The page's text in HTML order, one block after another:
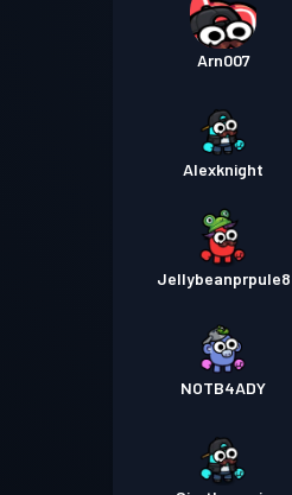
Arn007
Alexknight
Jellybeanprpule8
NOTB4ADY